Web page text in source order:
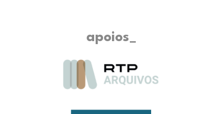
apoios